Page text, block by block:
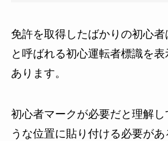
免許を取得したばかりの初心
と呼ばれる初心運転者標識を
あります。
初心者マークが必要だと理解し
うな位置に貼り付ける必要が